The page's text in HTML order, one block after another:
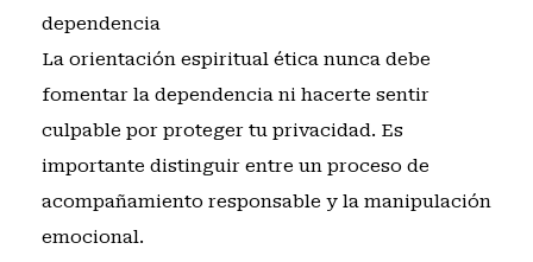
dependencia
La orientación espiritual ética nunca debe
fomentar la dependencia ni hacerte sentir
culpable por proteger tu privacidad. Es
importante distinguir entre un proceso de
acompañamiento responsable y la manipulación
emocional.